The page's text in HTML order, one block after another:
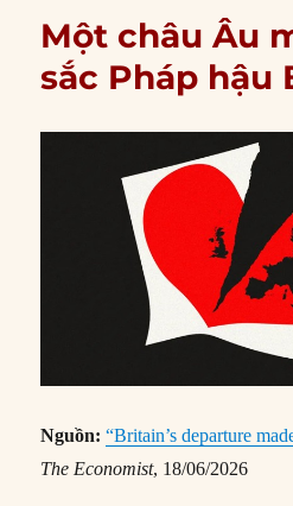
Một châu Âu
sắc Pháp hậu
Nguồn:“Britain’s departure
The Economist, 18/06/2026